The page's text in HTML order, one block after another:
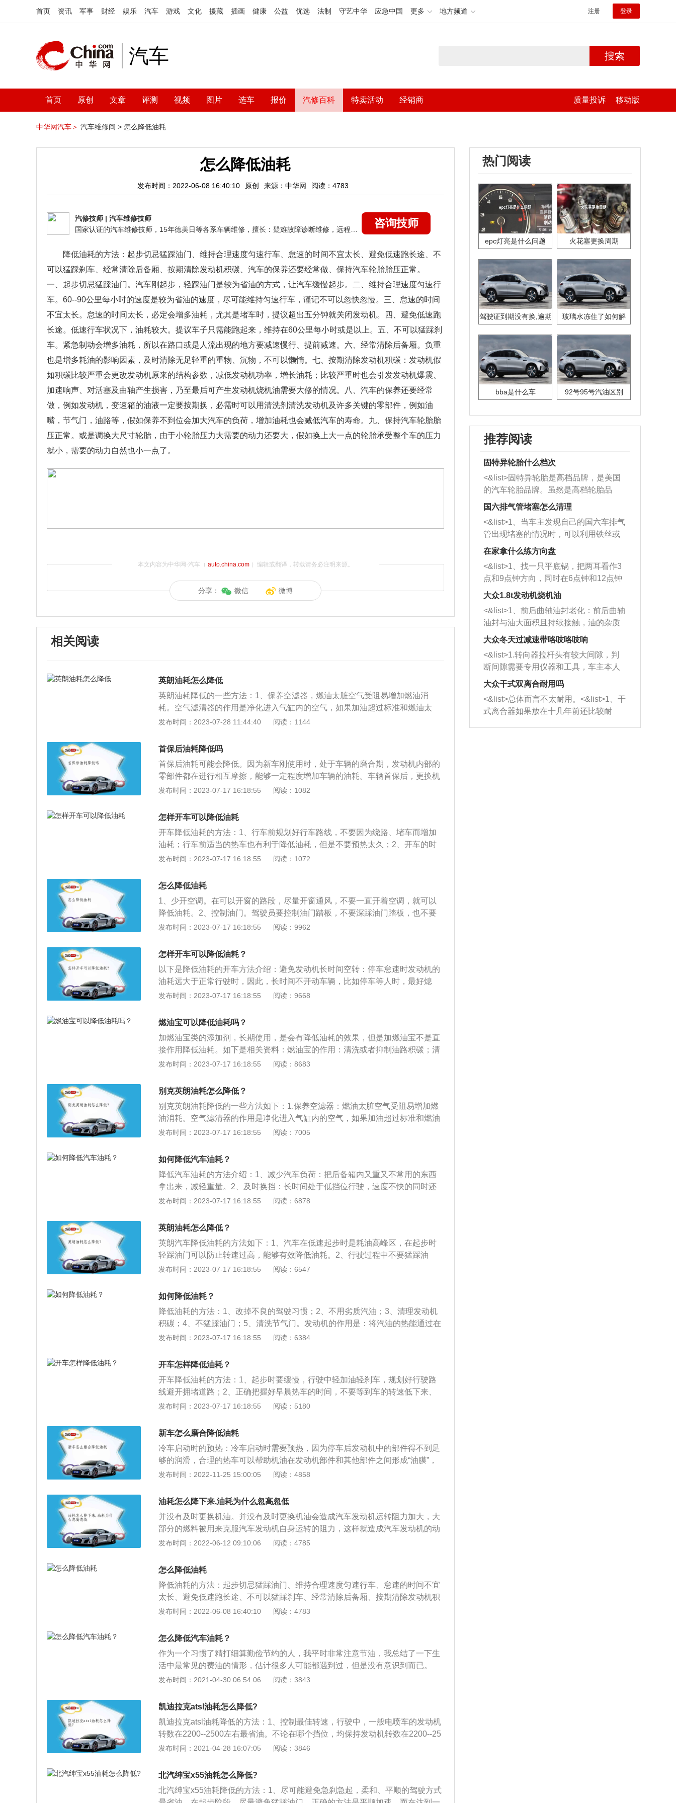
首页 资讯 军事 财经 娱乐 汽车 游戏 文化 援藏 插画 健康 公益 优选 法制 守艺中华 应急中国 更多 地方频道 注册 登录
汽车 搜索
首页 原创 文章 评测 视频 图片 选车 报价 汽修百科 特卖活动 经销商 质量投诉 移动版
中华网汽车＞ 汽车维修间 > 怎么降低油耗
怎么降低油耗
发布时间：2022-06-08 16:40:10 原创 来源：中华网 阅读：4783
汽修技师 | 汽车维修技师
咨询技师
降低油耗的方法：起步切忌猛踩油门、维持合理速度匀速行车、怠速的时间不宜太长、避免低速跑长途、不
可以猛踩刹车、经常清除后备厢、按期清除发动机积碳、汽车的保养还要经常做、保持汽车轮胎胎压正常。
一、起步切忌猛踩油门。汽车刚起步，轻踩油门是较为省油的方式，让汽车缓慢起步。二、维持合理速度匀速行
车。60--90公里每小时的速度是较为省油的速度，尽可能维持匀速行车，谨记不可以忽快忽慢。三、怠速的时间
不宜太长。怠速的时间太长，必定会增多油耗，尤其是堵车时，提议超出五分钟就关闭发动机。四、避免低速跑
长途。低速行车状况下，油耗较大。提议车子只需能跑起来，维持在60公里每小时或是以上。五、不可以猛踩刹
车。紧急制动会增多油耗，所以在路口或是人流出现的地方要减速慢行、提前减速。六、经常清除后备厢。负重
也是增多耗油的影响因素，及时清除无足轻重的重物、沉物，不可以懒惰。七、按期清除发动机积碳：发动机假
如积碳比较严重会更改发动机原来的结构参数，减低发动机功率，增长油耗；比较严重时也会引发发动机爆震、
加速响声、对活塞及曲轴产生损害，乃至最后可产生发动机烧机油需要大修的情况。八、汽车的保养还要经常
做，例如发动机，变速箱的油液一定要按期换，必需时可以用清洗剂清洗发动机及许多关键的零部件，例如油
嘴，节气门，油路等，假如保养不到位会加大汽车的负荷，增加油耗也会减低汽车的寿命。九、保持汽车轮胎胎
压正常。或是调换大尺寸轮胎，由于小轮胎压力大需要的动力还要大，假如换上大一点的轮胎承受整个车的压力
就小，需要的动力自然也小一点了。
本文内容为中华网·汽车（ auto.china.com）编辑或翻译，转载请务必注明来源。
分享： 微信 微博
相关阅读
英朗油耗怎么降低
英朗油耗降低的一些方法：1、保养空滤器，燃油太脏空气受阻易增加燃油消
耗。空气滤清器的作用是净化进入气缸内的空气，如果加油超过标准和燃油太
脏，都会阻碍空气畅通，从而造成燃油消耗增加；如果燃油太脏，油面太高会增
润滑油也要按刻度标准加注；2、勤清除积碳，积碳过多会增耗燃油8%左右。燃
烧室的积碳增多后，容易引起可燃混合气的自燃，造成功率下降，如果积碳过
多，会增耗燃油8%左右，因此在二级保养和因其他原因拆卸气缸盖时要认真清除
燃烧室和活塞顶部的积碳，减少不必要的燃油消耗；3、检查火花塞，若一只火
花塞不工作要多耗油25%。火花塞是将高压电引进发动机的气缸内，在电极间产
的大小、积碳的多少等等都对功率和耗油有直接的影响。在使用中应注意正确调
整好火花塞间隙；4、汽车在低速起步时是耗油高峰区，在起步时轻踩油门可以
防止转速过高，能够有效降低油耗；5、行驶过程中不要猛踩油门。因为猛踩油
这样不仅可以节省燃油，还能够行车的安全性。
发布时间：2023-07-28 11:44:40 阅读：1144
首保后油耗降低吗
首保后油耗可能会降低。因为新车刚使用时，处于车辆的磨合期，发动机内部的
零部件都在进行相互摩擦，能够一定程度增加车辆的油耗。车辆首保后，更换机
油后，发动机内部的零件已经磨合完毕，油耗可能会有些降低。另外，新车首保
用。但不是车辆首保后，油耗都会明显降低，目前很多新车的零部件的加工都很
精细，甚至不需要磨合。所以首保后，车辆的油耗可能不会降低很多。车辆的油
耗多少，最明显的影响因素是驾驶员的驾驶习惯，还有车辆行驶的路况等。如果
车主发现自己的新车油耗异常，可以到4S店进行检查，如果车辆存在质量问题，
在三包的期限内，厂家需要承担责任。
发布时间：2023-07-17 16:18:55 阅读：1082
怎样开车可以降低油耗
开车降低油耗的方法：1、行车前规划好行车路线，不要因为绕路、堵车而增加
油耗；行车前适当的热车也有利于降低油耗，但是不要预热太久；2、开车的时
候不要猛踩油门和刹车，要缓缓提速，尽量使车辆保持在经济车速行驶；3、行
合理使用空调，可以偶尔打开车窗降温，关闭空调；空调开启的时候可以将出风
口调整为向上；6、定期检查轮胎气压，如果轮胎气压过低的话，要及时调整，
否则会增加油耗；7、尽量在路况比较好的路段行驶；8、避免低速行驶，正确的
驾驶习惯是尽可能地在高挡行驶，不要过多的踩油门，只需点亮光点，时刻看转
速表，尽量不要超过2000转每分；9、保持匀速行驶，路况好的时候尽量匀速行
果发现前面的车在减速，可以先踩下离合器，让车挂挡滑行，降低车速。
发布时间：2023-07-17 16:18:55 阅读：1072
怎么降低油耗
1、少开空调。在可以开窗的路段，尽量开窗通风，不要一直开着空调，就可以
降低油耗。2、控制油门。驾驶员要控制油门踏板，不要深踩油门踏板，也不要
踩得太快，否则会导致油耗增加。3、更换火花塞。火花塞需要经常更换，如果
踩刹车会导致油耗增加。在保证安全的前提下，少踩刹车踏板，可以减少油耗，
还可以延长刹车片的使用寿命。5、不要频繁变道。在行车途中，驾驶员不要频
繁变道。车辆变道时，汽车的行驶阻力变大，转向电机工作，车辆的油耗增加。
6、使用D挡滑行。想要车辆减速，除踩刹车外，还可以使用D挡滑行，D挡滑行
时的发动机不耗油。7、合理使用空调。冬天开暖风，对油耗影响并不是很大。
的汽油。驾驶员应该选择质量好的汽油，如果汽油质量较差，发动机积碳严重，
油耗也会增加。9、及时更换挡位。在车辆载重物或地面状况不好的情况下，应
该切换到高挡位行驶。在路况比较好的情况下，使用低挡位行驶。10、及时更换
滑，轮胎的抓地力就会下降，需要更多的汽油，才能获得更大的动力。
发布时间：2023-07-17 16:18:55 阅读：9962
怎样开车可以降低油耗？
以下是降低油耗的开车方法介绍：避免发动机长时间空转：停车怠速时发动机的
油耗远大于正常行驶时，因此，长时间不开动车辆，比如停车等人时，最好熄
火；冷启动时，温车不要超过1分钟，保持几分钟低速行驶即可。保持良好的开
的方法是平顺加速，在达到一定速度后，应尽可能保持匀速行驶。在拥挤路段行
驶时，也要看清前面的路况，避免急刹车。
发布时间：2023-07-17 16:18:55 阅读：9668
燃油宝可以降低油耗吗？
加燃油宝类的添加剂，长期使用，是会有降低油耗的效果，但是加燃油宝不是直
接作用降低油耗。如下是相关资料：燃油宝的作用：清洗或者抑制油路积碳；清
除喷油嘴，节气门部位积碳；一定程度改善了燃油质量。使用燃油宝的好处：根
在一个最佳状态，这样的燃油燃烧效率最好，同等条件下的缸内作用最佳，这样
就会有一个结果。在同等的行驶条件下（比如速度，距离等）所消耗的燃油量最
小。
发布时间：2023-07-17 16:18:55 阅读：8683
别克英朗油耗怎么降低？
别克英朗油耗降低的一些方法如下：1.保养空滤器：燃油太脏空气受阻易增加燃
油消耗。空气滤清器的作用是净化进入气缸内的空气，如果加油超过标准和燃油
太脏，都会阻碍空气畅通，从而造成燃油消耗增加。试验证明，如燃油太脏，油
膜，底部的润滑油也要按刻度标准加注。2.勤清除积碳：积碳过多会增耗燃油8％
左右。燃烧室的积碳增多后，容易引起可燃混合气的自燃，造成功率下降，如果
积碳过多，会增耗燃油8%左右，因此在二级保养和因其他原因拆卸气缸盖时要认
真清除燃烧室和活塞顶部的积碳，减少不必要的燃油消耗。3.检查火花塞：若一
只火花塞不工作要多耗油25％。火花塞是将高压电引进发动机的气缸内，在电极
5%。另外火花塞间隙的大小、积碳的多少等等都对功率和耗油有直接的影响。在
使用中应注意正确调整好火花塞间隙。
发布时间：2023-07-17 16:18:55 阅读：7005
如何降低汽车油耗？
降低汽车油耗的方法介绍：1、减少汽车负荷：把后备箱内又重又不常用的东西
拿出来，减轻重量。2、及时换挡：长时间处于低挡位行驶，速度不快的同时还
增加油耗，特别是在斜坡上行驶时换挡的时间越短，就越能节省燃料。3、减少
发动机，节省燃油消耗。4、采用经济时速行：一般轿车的经济时速为60公里/小
时至80公里/小时，当汽车运行在经济时速时耗油量最少。5、柔和起步：轻抬油
门，不要急加速、急减速或见空就抢，否则会增加额外的燃油。6、正确使用档
位：自动挡的车等待的时间超过1分钟，就将挡位挂在“N”挡上，这样既能减少油
耗又能避免变速箱油过热，从而保护变速箱；要是停车时间超过3分钟，就最好
发布时间：2023-07-17 16:18:55 阅读：6878
英朗油耗怎么降低？
英朗汽车降低油耗的方法如下：1、汽车在低速起步时是耗油高峰区，在起步时
轻踩油门可以防止转速过高，能够有效降低油耗。2、行驶过程中不要猛踩油
门。因为猛踩油门会使转速暴增，油耗大幅增加。3、定期更换机油并清理积
仅可以节省燃油，还能够行车的安全性。扩展资料：1、英朗汽车的油耗约为7.4
L/100km。2、汽车的燃油消耗量简称耗油量，是指行驶一定里程时汽车所消耗燃
油的升数。
发布时间：2023-07-17 16:18:55 阅读：6547
如何降低油耗？
降低油耗的方法：1、改掉不良的驾驶习惯；2、不用劣质汽油；3、清理发动机
积碳；4、不猛踩油门；5、清洗节气门。发动机的作用是：将汽油的热能通过在
密封气缸内燃烧后膨胀气体，推动活塞做功，转变为机械能。发动机类型有：
行程内燃机、二行程内燃机；3、按照冷却方式分为水冷发动机、风冷发动机；
4、按照气缸分为单缸发动机、双缸发动机；5、按照进气系统分为自然吸气发动
机、涡轮增压发动机、机械增压发动机。
发布时间：2023-07-17 16:18:55 阅读：6384
开车怎样降低油耗？
开车降低油耗的方法：1、起步时要缓慢，行驶中轻加油轻刹车，规划好行驶路
线避开拥堵道路；2、正确把握好早晨热车的时间，不要等到车的转速低下来、
水温降到正常值再挂挡行车，当车辆启动半分钟左右就可以挂挡行车，然后一挡
重会改变发动机原本的结构参数，降低发动机功率，增大油耗，严重时还会引起
发动机爆震、加速异响、对活塞及曲轴造成损害；4、不要急加油，那样会使发
动机的转速突然变快，加大发动机的磨损，油耗就会变高，所以平常开车时要把
握好油耗，不要急加油。
发布时间：2023-07-17 16:18:55 阅读：5180
新车怎么磨合降低油耗
冷车启动时的预热：冷车启动时需要预热，因为停车后发动机中的部件得不到足
够的润滑，合理的热车可以帮助机油在发动机部件和其他部件之间形成“油膜”，
从而减少发动机在运行过程中的异常磨损。2.行驶速度要合理：合理的速度可以
后，发动机中的部件无法得到足够的润滑。合理的预热可以帮助机油在发动机部
件和其他部件之间形成油膜，减少发动机运行过程中的异常磨损。合理的车速可
以使车辆在磨合期间有更好的油耗性能。通常汽车的经济车速不高，大多在65-9
0km/h的范围内，如果想省油，可以把车速控制在这个范围内。新车的保养很重
要，尤其是在磨合期的车，需要及时保养，如厂家在车辆手册中的推荐，及时换
续工作，可能导致零件磨损加剧的现象，不利于汽车的磨合。开新车要多注意汽
车的燃油。许多车主人为了省钱，会添加一些便宜的燃料。这种油的质量没有保
证，可能会增加油耗。
发布时间：2022-11-25 15:00:05 阅读：4858
油耗怎么降下来,油耗为什么忽高忽低
并没有及时更换机油。并没有及时更换机油会造成汽车发动机运转阻力加大，大
部分的燃料被用来克服汽车发动机自身运转的阻力，这样就造成汽车发动机的动
力不足，车主想要得到更大的动力就要深踩油门，这样就进入一个循环中，越想
更换了机油，油耗也不能降下来。油耗怎么降下来汽车发动机有常见故障。当汽
车发动机出现故障时，仪表上故障指示灯会点亮，提醒车主，有些车即使并没有
亮故障指示灯，心细的车主也可以感受到汽车发动机有什么问题。例如当车辆发
生起火常见故障时，车抖比较严重，加快乏力迟缓，排气管声音变大等等，汽车
发动机不能正常工作，进入气缸内的燃料并没有燃烧就排出，油耗肯定会高。当
重点检查这些部件，及时的更换或清洗。此外加不合格的燃料非常容易造成氧传
感器毁坏，提升修理及养车费用，建议使用有品质保证的燃料。油耗为什么忽高
忽低可能是因为驾驶人的驾驶习惯造成的。也有可能是受外界因素造成的。车辆
驶汽车，车辆的平均油耗自然会升高，只有保持正确的驾驶习惯，车辆的油耗才
于规定的数值，势必造成行驶阻力提升，从而提升车辆油耗，在使用车辆的过程
中，要及时检查车辆的胎压。
发布时间：2022-06-12 09:10:06 阅读：4785
怎么降低油耗
降低油耗的方法：起步切忌猛踩油门、维持合理速度匀速行车、怠速的时间不宜
太长、避免低速跑长途、不可以猛踩刹车、经常清除后备厢、按期清除发动机积
碳、汽车的保养还要经常做、保持汽车轮胎胎压正常。一、起步切忌猛踩油门。
匀速行车。60--90公里每小时的速度是较为省油的速度，尽可能维持匀速行车，
谨记不可以忽快忽慢。三、怠速的时间不宜太长。怠速的时间太长，必定会增多
油耗，尤其是堵车时，提议超出五分钟就关闭发动机。四、避免低速跑长途。低
速行车状况下，油耗较大。提议车子只需能跑起来，维持在60公里每小时或是以
上。五、不可以猛踩刹车。紧急制动会增多油耗，所以在路口或是人流出现的地
素，及时清除无足轻重的重物、沉物，不可以懒惰。七、按期清除发动机积碳：
发动机假如积碳比较严重会更改发动机原来的结构参数，减低发动机功率，增长
油耗；比较严重时也会引发发动机爆震、加速响声、对活塞及曲轴产生损害，乃
发动机，变速箱的油液一定要按期换，必需时可以用清洗剂清洗发动机及许多关
增加油耗也会减低汽车的寿命。九、保持汽车轮胎胎压正常。或是调换大尺寸轮
胎，由于小轮胎压力大需要的动力还要大，假如换上大一点的轮胎承受整个车的
发布时间：2022-06-08 16:40:10 阅读：4783
怎么降低汽车油耗？
作为一个习惯了精打细算勤俭节约的人，我平时非常注意节油，我总结了一下生
活中最常见的费油的情形，估计很多人可能都遇到过，但是没有意识到而已。
1、昨天开车出去玩，大家都坐好了我突然发现安全带没系，手机充电器也没
去取车充。结果前前后后耽误了有三分钟。按怠速每小时耗油0.5升算，这三分钟
消耗掉了0.025升油。虽然不多，但日积月累这数量还是很可观的。2、快到红绿
灯路口了，前面是红灯，有个车在你前方慢悠悠压马路，按喇叭也不理睬你。这
时候很多人会一脚油门超过去，有些甚至会顺势别对方一下，然后停在它前面排
队。其实你这一脚油门又多费了不少油，还增加了安全隐患。而且最终还是一脚
我妈带孩子出去，我爸收拾好就去开车，而我妈得给孩子收拾奶粉、水杯，于是
我爸就坐在车上等，有时候能等将近十分钟，十分钟怠速起码消耗0.08升油。这
点油足够让车在高速上以120公里/小时的速度行驶1公里，如果是在普通道路上匀
发布时间：2021-04-30 06:54:06 阅读：3843
凯迪拉克atsl油耗怎么降低?
凯迪拉克atsl油耗降低的方法：1、控制最佳转速，行驶中，一般电喷车的发动机
转数在2200--2500左右最省油。不论在哪个挡位，均保持发动机转数在2200--25
00左右。过低转速车走不动，耗油不走道，还伤发动机；过高转速增加无效油
油的车速小排量车是时速60--80公里，中排量车是80--100公里；3、控制换挡转
速，换挡时要比正常行驶状态略微多加一点油，让转速表达到2500多一点。如果
低于2000转时换挡，换挡后速度还要往下降，有脱挡的感觉，还得加油找回来，
发布时间：2021-04-28 16:07:05 阅读：3846
北汽绅宝x55油耗怎么降低?
北汽绅宝x55油耗降低的方法：1、尽可能避免急刹急起，柔和、平顺的驾驶方式
热门阅读
epc灯亮是什么问题 火花塞更换周期
驾驶证到期没有换,逾期
玻璃水冻住了如何解
bba是什么车 92号95号汽油区别
推荐阅读
固特异轮胎什么档次
<&list>固特异轮胎是高档品牌，是美国
的汽车轮胎品牌。虽然是高档轮胎品
牌，但是中高低端的轮胎都有生产，这
也是为了更好的开拓市场。
国六排气管堵塞怎么清理
<&list>1、当车主发现自己的国六车排气
管出现堵塞的情况时，可以利用铁丝或
者是细棍，直接将杂物给取出来，如果
堵塞情况比较严重，也可以采取应急措
施。 <&list>2、直接利用木棍将所有的
杂物推到排气管里面的位置处，然后将
三元催化器拆解开，就可以将堵塞的东
西取出来。但如果是因为积碳过多引起
的堵塞，就需要将三元催化器泡在草酸
洗剂对堵塞的情况得到解决，将清洗剂
放在燃油箱中，与燃油混合后，车辆启
动时，就可以和汽油一起进入到燃烧
室，最后形成废气排出，就可以让三元
催化器得到清洗，排气管堵塞的情况就
能够得到解决。
在家拿什么练方向盘
<&list>1、找一只平底锅，把两耳看作3
点和9点钟方向，同时在6点钟和12点钟
方向做一个标记。 <&list>2、双手握住
一圈半的练习，往右同样也要打相同的
圈数。 <&list>3、最后强调要反复练
习，这样就可以形成肌肉记忆，在真实
驾驶车辆时，不需要记忆也能打好方
向。
大众1.8t发动机烧机油
<&list>1、前后曲轴油封老化：前后曲轴
油封与油大面积且持续接触，油的杂质
和发动机内持续温度变化使其密封效果
逐渐减弱，导致渗油或漏油。<&list>2、
活塞间隙过大：积碳会使活塞环与缸体
的间隙扩大，导致机油流入燃烧室中，
造成烧机油。<&list>3、机油粘度。使用
机油粘度过小的话，同样会有烧机油现
象，机油粘度过小具有很好的流动性，
大众冬天过减速带咯吱咯吱响
<&list>1.转向器拉杆头有较大间隙，判
断间隙需要专用仪器和工具，车主本人
无法制作，需要将车辆送到修理厂或4s
店；<&list>2.车辆半轴套管防尘罩破
裂，破裂后会出现漏油现象，使半轴磨
损严重，磨损的半轴容易损坏，产生异
响；<&list>3.稳定器的转向胶套和球头
大众干式双离合耐用吗
<&list>总体而言不太耐用。<&list>1、干
式离合器如果放在十几年前还比较耐